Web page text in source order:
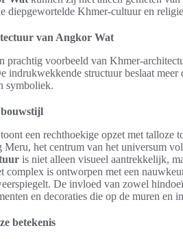
diepgewortelde Khmer-cultuur en
van Angkor Wat
prachtig voorbeeld van Khmer-
indrukwekkende structuur beslaat meer
symboliek.
een rechthoekige opzet met talloze
Meru, het centrum van het universum
is niet alleen visueel aantrekkelijk,
complex is ontworpen met een
De invloed van zowel
en decoraties die op de muren en
betekenis